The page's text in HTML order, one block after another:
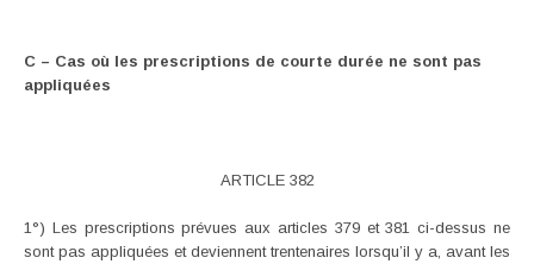
C – Cas où les prescriptions de courte durée ne sont pas
appliquées
ARTICLE 382
1°) Les prescriptions prévues aux articles 379 et 381 ci-dessus ne
sont pas appliquées et deviennent trentenaires lorsqu’il y a, avant les